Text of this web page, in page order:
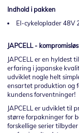
Indhold i pakken
El-cykeloplader 48V
JAPCELL -
JAPCELL er en hyldest
erfaring i japanske
udviklet nogle helt
ensartet produktion og
kundens forventninger!
JAPCELL er udviklet til
større forpakninger for
forskellige serier